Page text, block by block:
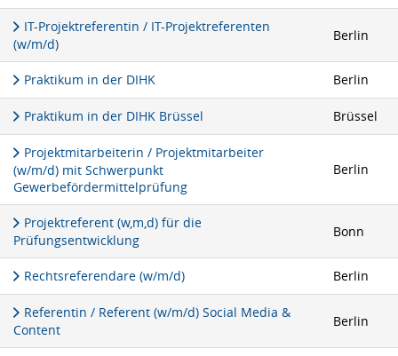
IT-Projektreferentin / IT-Projektreferenten
(w/m/d)
Berlin
Praktikum in der DIHK Berlin
Praktikum in der DIHK Brüssel Brüssel
Projektmitarbeiterin / Projektmitarbeiter
(w/m/d) mit Schwerpunkt
Gewerbefördermittelprüfung
Berlin
Projektreferent (w,m,d) für die
Prüfungsentwicklung
Bonn
Rechtsreferendare (w/m/d) Berlin
Referentin / Referent (w/m/d) Social Media &
Content
Berlin